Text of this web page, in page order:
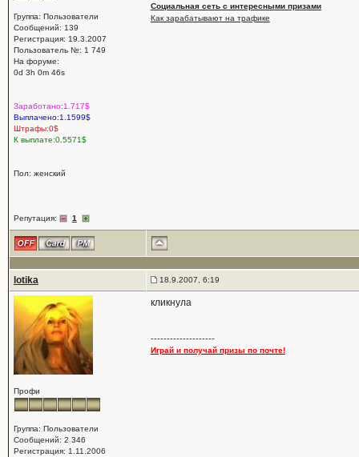
Группа: Пользователи
Сообщений: 139
Регистрация: 19.3.2007
Пользователь №: 1 749
На форуме:
0d 3h 0m 46s
Заработано:1.717$
Выплачено:1.1599$
Штрафы:0$
К выплате:0.5571$
Пол: женский
Репутация: 1
Социальная сеть с интересными призами
Как зарабатывают на трафике
lotika 18.9.2007, 6:19
Профи
Группа: Пользователи
Сообщений: 2 346
Регистрация: 1.11.2006
кликнула
--------------------
Играй и получай призы по почте!